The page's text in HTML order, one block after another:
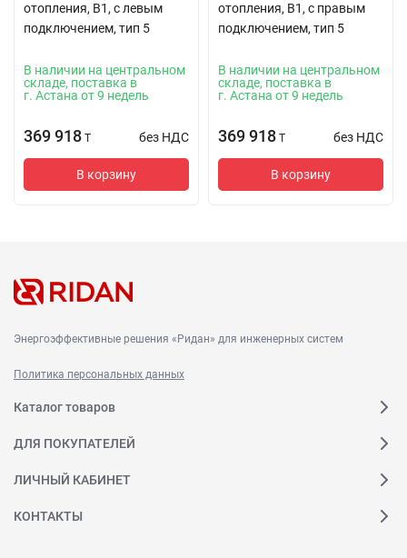
отопления, В1, с левым
подключением, тип 5
В наличии на центральном
складе, поставка в
г. Астана от 9 недель
369 918 T без НДС
В корзину
отопления, В1, с правым
подключением, тип 5
В наличии на центральном
складе, поставка в
г. Астана от 9 недель
369 918 T без НДС
В корзину
Энергоэффективные решения «Ридан» для инженерных систем
Политика персональных данных
Каталог товаров
ДЛЯ ПОКУПАТЕЛЕЙ
ЛИЧНЫЙ КАБИНЕТ
КОНТАКТЫ